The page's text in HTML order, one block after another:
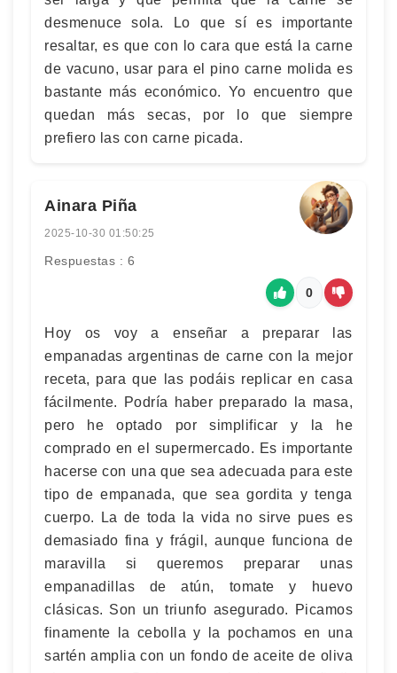
desmenuce sola. Lo que sí es importante
resaltar, es que con lo cara que está la carne
de vacuno, usar para el pino carne molida es
bastante más económico. Yo encuentro que
quedan más secas, por lo que siempre
prefiero las con carne picada.
Ainara Piña
2025-10-30 01:50:25
Respuestas : 6
0
Hoy os voy a enseñar a preparar las
empanadas argentinas de carne con la mejor
receta, para que las podáis replicar en casa
fácilmente. Podría haber preparado la masa,
pero he optado por simplificar y la he
comprado en el supermercado. Es importante
hacerse con una que sea adecuada para este
tipo de empanada, que sea gordita y tenga
cuerpo. La de toda la vida no sirve pues es
demasiado fina y frágil, aunque funciona de
maravilla si queremos preparar unas
empanadillas de atún, tomate y huevo
clásicas. Son un triunfo asegurado. Picamos
finamente la cebolla y la pochamos en una
sartén amplia con un fondo de aceite de oliva